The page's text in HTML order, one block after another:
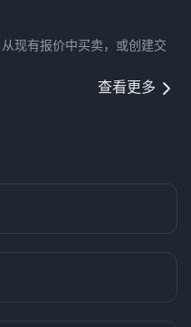
现有报价中买卖，或创建交
查看更多